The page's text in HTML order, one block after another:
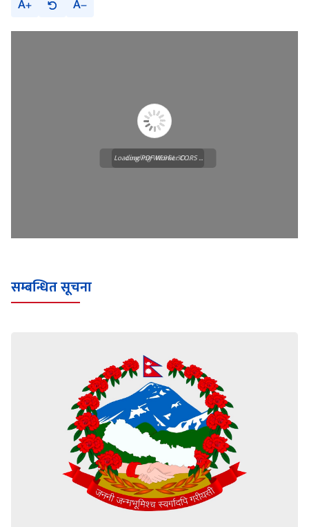
A A
Loading WEBGL 3D ...
Loading PDF Worker CORS ...
सम्बन्धित सूचना